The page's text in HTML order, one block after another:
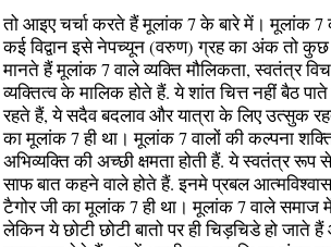
तो आइए चर्चा करते हैं मूलांक 7 के बारे में। मूलांक 7
कई विद्वान इसे नेपच्यून (वरुण) ग्रह का अंक तो
मानते हैं मूलांक 7 वाले व्यक्ति मौलिकता, स्वतंत्र
व्यक्तित्व के मालिक होते हैं. ये शांत चित्त नहीं बैठ
रहते हैं, ये सदैव बदलाव और यात्रा के लिए उत्सुक
का मूलांक 7 ही था। मूलांक 7 वालों की कल्पना
अभिव्यक्ति की अच्छी क्षमता होती हैं. ये स्वतंत्र
साफ बात कहने वाले होते हैं. इनमे प्रबल आत्मविश्वास
टैगोर जी का मूलांक 7 ही था। मूलांक 7 वाले समाज में
लेकिन ये छोटी छोटी बातो पर ही चिड़चिडे हो जाते